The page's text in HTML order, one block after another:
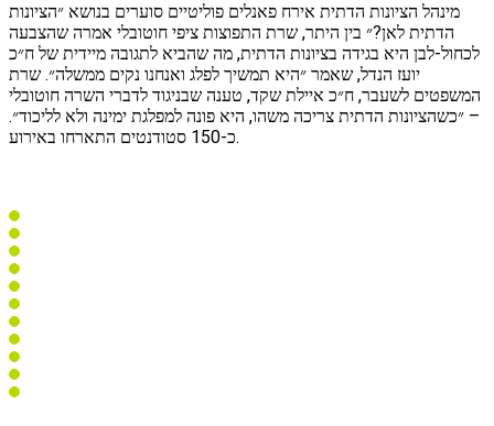
עברית
عربيه
let's talk
מינהל הציונות הדתית אירח פאנלים פוליטיים סוערים בנושא ״הציונות
הדתית לאן?״ בין היתר, שרת התפוצות ציפי חוטובלי אמרה שהצבעה
לכחול-לבן היא בגידה בציונות הדתית, מה שהביא לתגובה מיידית של ח״כ
יועז הנדל, שאמר ״היא תמשיך לפלג ואנחנו נקים ממשלה״. שרת
המשפטים לשעבר, ח״כ איילת שקד, טענה שבניגוד לדברי השרה חוטובלי
– ״כשהציונות הדתית צריכה משהו, היא פונה למפלגת ימינה ולא לליכוד״.
כ-150 סטודנטים התארחו באירוע.